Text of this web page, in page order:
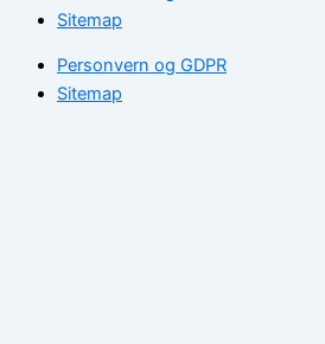
Sitemap
Personvern og GDPR
Sitemap